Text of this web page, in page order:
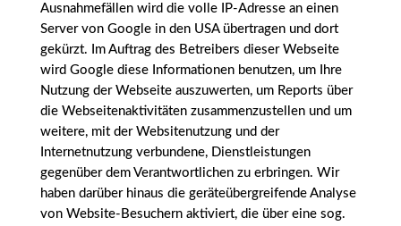
Ausnahmefällen wird die volle IP-Adresse an einen
Server von Google in den USA übertragen und dort
gekürzt. Im Auftrag des Betreibers dieser Webseite
wird Google diese Informationen benutzen, um Ihre
Nutzung der Webseite auszuwerten, um Reports über
die Webseitenaktivitäten zusammenzustellen und um
weitere, mit der Websitenutzung und der
Internetnutzung verbundene, Dienstleistungen
gegenüber dem Verantwortlichen zu erbringen. Wir
haben darüber hinaus die geräteübergreifende Analyse
von Website-Besuchern aktiviert, die über eine sog.